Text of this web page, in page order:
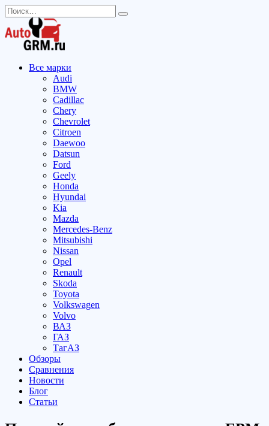
Перейти
к
содержанию
Search
for:
Все марки
Audi
BMW
Cadillac
Chery
Chevrolet
Citroen
Daewoo
Datsun
Ford
Geely
Honda
Hyundai
Kia
Mazda
Mercedes-Benz
Mitsubishi
Nissan
Opel
Renault
Skoda
Toyota
Volkswagen
Volvo
ВАЗ
ГАЗ
ТагАЗ
Обзоры
Сравнения
Новости
Блог
Статьи